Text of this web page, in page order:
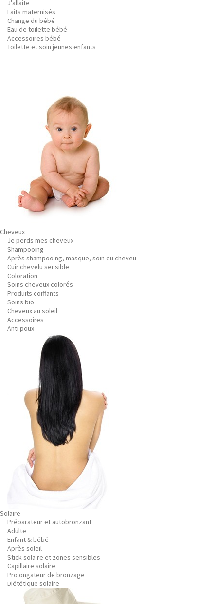
J'allaite
Laits maternisés
Change du bébé
Eau de toilette bébé
Accessoires bébé
Toilette et soin jeunes enfants
Cheveux
Je perds mes cheveux
Shampooing
Après shampooing, masque, soin du cheveu
Cuir chevelu sensible
Coloration
Soins cheveux colorés
Produits coiffants
Soins bio
Cheveux au soleil
Accessoires
Anti poux
Solaire
Préparateur et autobronzant
Adulte
Enfant & bébé
Après soleil
Stick solaire et zones sensibles
Capillaire solaire
Prolongateur de bronzage
Diététique solaire